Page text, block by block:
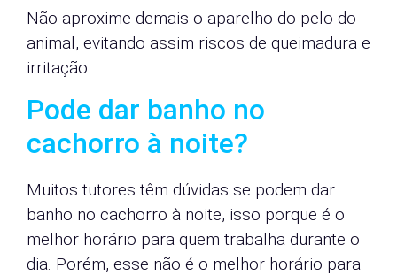
Não aproxime demais o aparelho do pelo do
animal, evitando assim riscos de queimadura e
irritação.
Pode dar banho no
cachorro à noite?
Muitos tutores têm dúvidas se podem dar
banho no cachorro à noite, isso porque é o
melhor horário para quem trabalha durante o
dia. Porém, esse não é o melhor horário para